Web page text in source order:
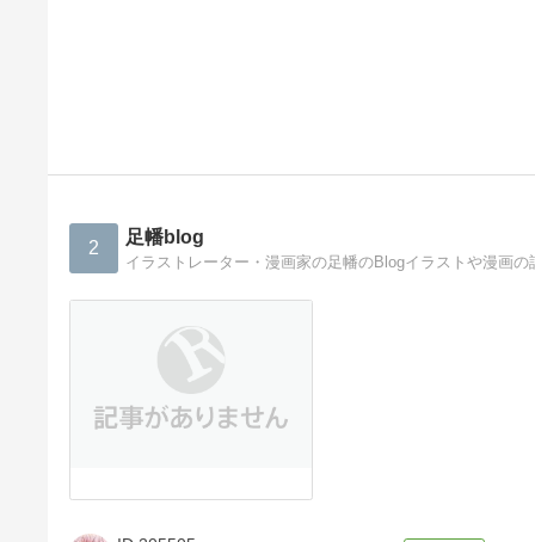
2 足幡blog
イラストレーター・漫画家の足幡のBlogイラストや漫画の